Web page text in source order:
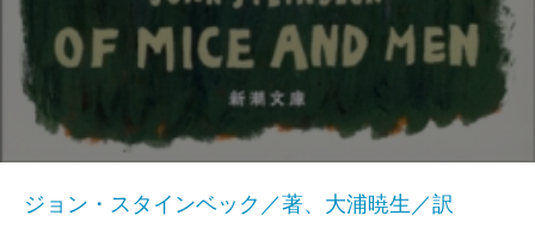
ジョン・スタインベック／著、大浦暁生／訳